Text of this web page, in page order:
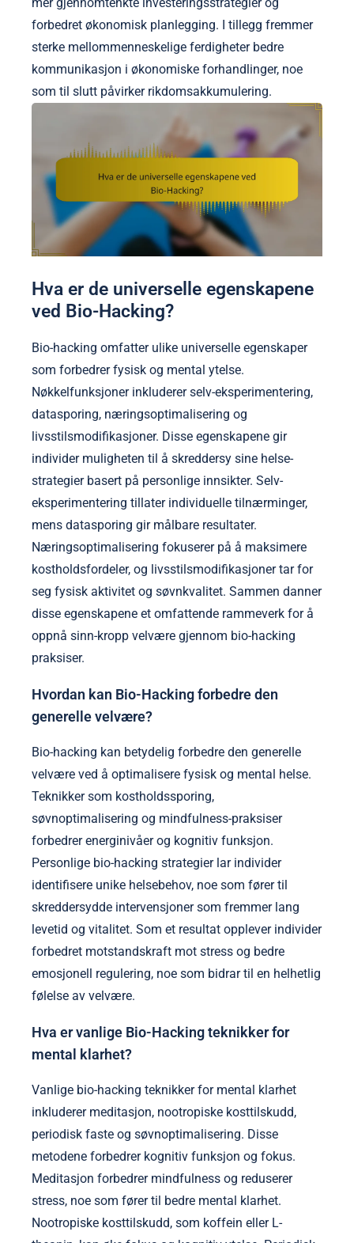
mer gjennomtenkte investeringsstrategier og
forbedret økonomisk planlegging. I tillegg fremmer
sterke mellommenneskelige ferdigheter bedre
kommunikasjon i økonomiske forhandlinger, noe
som til slutt påvirker rikdomsakkumulering.
Hva er de universelle egenskapene
ved Bio-Hacking?
Bio-hacking omfatter ulike universelle egenskaper
som forbedrer fysisk og mental ytelse.
Nøkkelfunksjoner inkluderer selv-eksperimentering,
datasporing, næringsoptimalisering og
livsstilsmodifikasjoner. Disse egenskapene gir
individer muligheten til å skreddersy sine helse-
strategier basert på personlige innsikter. Selv-
eksperimentering tillater individuelle tilnærminger,
mens datasporing gir målbare resultater.
Næringsoptimalisering fokuserer på å maksimere
kostholdsfordeler, og livsstilsmodifikasjoner tar for
seg fysisk aktivitet og søvnkvalitet. Sammen danner
disse egenskapene et omfattende rammeverk for å
oppnå sinn-kropp velvære gjennom bio-hacking
praksiser.
Hvordan kan Bio-Hacking forbedre den
generelle velvære?
Bio-hacking kan betydelig forbedre den generelle
velvære ved å optimalisere fysisk og mental helse.
Teknikker som kostholdssporing,
søvnoptimalisering og mindfulness-praksiser
forbedrer energinivåer og kognitiv funksjon.
Personlige bio-hacking strategier lar individer
identifisere unike helsebehov, noe som fører til
skreddersydde intervensjoner som fremmer lang
levetid og vitalitet. Som et resultat opplever individer
forbedret motstandskraft mot stress og bedre
emosjonell regulering, noe som bidrar til en helhetlig
følelse av velvære.
Hva er vanlige Bio-Hacking teknikker for
mental klarhet?
Vanlige bio-hacking teknikker for mental klarhet
inkluderer meditasjon, nootropiske kosttilskudd,
periodisk faste og søvnoptimalisering. Disse
metodene forbedrer kognitiv funksjon og fokus.
Meditasjon forbedrer mindfulness og reduserer
stress, noe som fører til bedre mental klarhet.
Nootropiske kosttilskudd, som koffein eller L-